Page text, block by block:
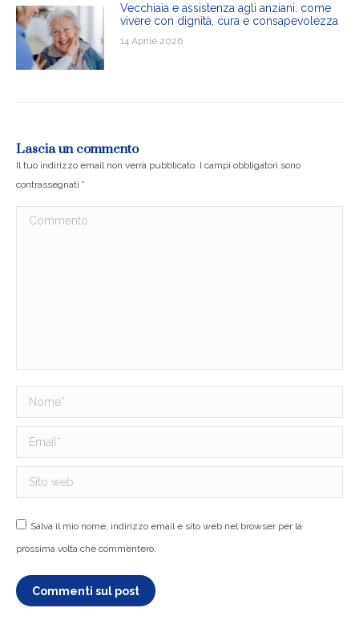
Vecchiaia e assistenza agli anziani: come
vivere con dignità, cura e consapevolezza
14 Aprile 2026
Lascia un commento
Il tuo indirizzo email non verrà pubblicato. I campi obbligatori sono
contrassegnati *
Commento
Nome *
Email *
Sito web
Salva il mio nome, indirizzo email e sito web nel browser per la
prossima volta che commenterò.
Commenti sul post